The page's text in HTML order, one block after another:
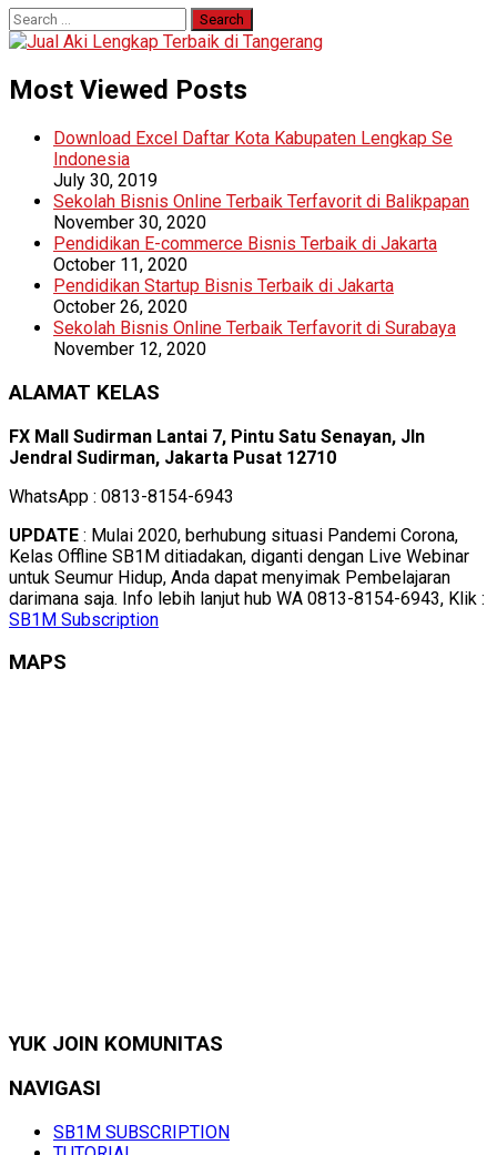
Search
for:
Most Viewed Posts
Download Excel Daftar Kota Kabupaten Lengkap Se
Indonesia
July 30, 2019
Sekolah Bisnis Online Terbaik Terfavorit di Balikpapan
November 30, 2020
Pendidikan E-commerce Bisnis Terbaik di Jakarta
October 11, 2020
Pendidikan Startup Bisnis Terbaik di Jakarta
October 26, 2020
Sekolah Bisnis Online Terbaik Terfavorit di Surabaya
November 12, 2020
ALAMAT KELAS
FX Mall Sudirman Lantai 7, Pintu Satu Senayan, Jln
Jendral Sudirman, Jakarta Pusat 12710
WhatsApp : 0813-8154-6943
UPDATE : Mulai 2020, berhubung situasi Pandemi Corona,
Kelas Offline SB1M ditiadakan, diganti dengan Live Webinar
untuk Seumur Hidup, Anda dapat menyimak Pembelajaran
darimana saja. Info lebih lanjut hub WA 0813-8154-6943, Klik :
SB1M Subscription
MAPS
YUK JOIN KOMUNITAS
NAVIGASI
SB1M SUBSCRIPTION